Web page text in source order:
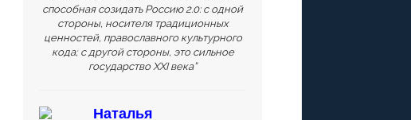
способная созидать Россию 2.0: с одной
стороны, носителя традиционных
ценностей, православного культурного
кода; с другой стороны, это сильное
государство XXI века”
Наталья